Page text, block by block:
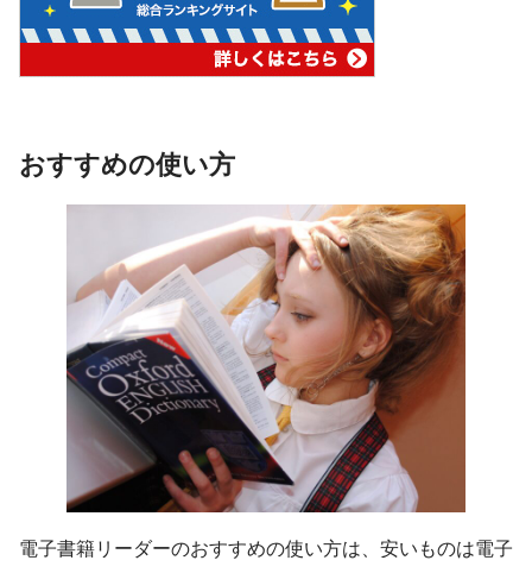
おすすめの使い方
電子書籍リーダーのおすすめの使い方は、安いものは電子